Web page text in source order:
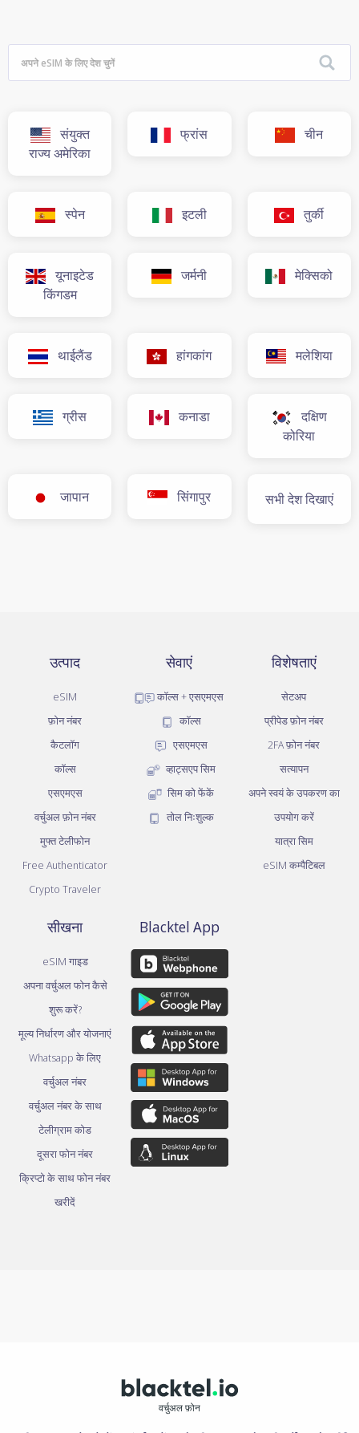
संयुक्त
राज्य अमेरिका
फ्रांस चीन
स्पेन इटली तुर्की
यूनाइटेड
किंगडम
जर्मनी मेक्सिको
थाईलैंड हांगकांग मलेशिया
ग्रीस कनाडा
दक्षिण
कोरिया
जापान सिंगापुर सभी देश दिखाएं
उत्पाद
eSIM
फ़ोन नंबर
कैटलॉग
कॉल्स
एसएमएस
वर्चुअल फ़ोन नंबर
मुफ्त टेलीफोन
Free Authenticator
Crypto Traveler
सेवाएं
कॉल्स + एसएमएस
कॉल्स
एसएमएस
व्हाट्सएप सिम
सिम को फेंकें
तोल निःशुल्क
विशेषताएं
सेटअप
प्रीपेड फ़ोन नंबर
2FA फ़ोन नंबर
सत्यापन
अपने स्वयं के उपकरण का
उपयोग करें
यात्रा सिम
eSIM कम्पैटिबल
सीखना
eSIM गाइड
अपना वर्चुअल फोन कैसे
शुरू करें?
मूल्य निर्धारण और योजनाएं
Whatsapp के लिए
वर्चुअल नंबर
वर्चुअल नंबर के साथ
टेलीग्राम कोड
दूसरा फोन नंबर
क्रिप्टो के साथ फोन नंबर
खरीदें
Blacktel App
वर्चुअल फ़ोन